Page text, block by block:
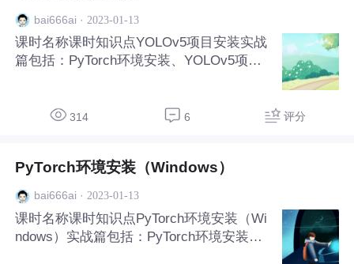
bai666ai · 2023-01-13
课时名称课时知识点YOLOv5项目安装实战
篇包括：PyTorch环境安装、YOLOv5项目
314 6 评分
PyTorch环境安装（Windows）
bai666ai · 2023-01-13
课时名称课时知识点PyTorch环境安装（Wi
ndows）实战篇包括：PyTorch环境安装、